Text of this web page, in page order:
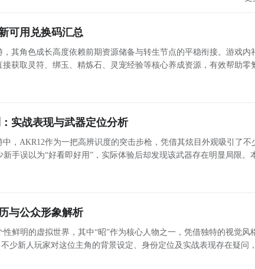
可用兑换码汇总
其角色成长高度依赖前期资源储备与转生节点的平稳衔接。游戏内
获取灵符、绑玉、精炼石、灵宠经验等核心养成资源，有效帮助零
实战表现与武器定位分析
，AKR12作为一把高辨识度的突击步枪，凭借其炫目外观吸引了不
手误以为“好看即好用”，实际体验后却发现该武器存在明显局限。
与公众形象解析
鲜明的虚拟世界，其中“昭”作为核心人物之一，凭借独特的视觉风
少新人玩家对这位主角的背景设定、身份定位及实战表现存在疑问